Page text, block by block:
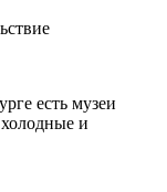
есть музеи
и